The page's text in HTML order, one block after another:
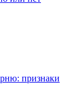
признаки